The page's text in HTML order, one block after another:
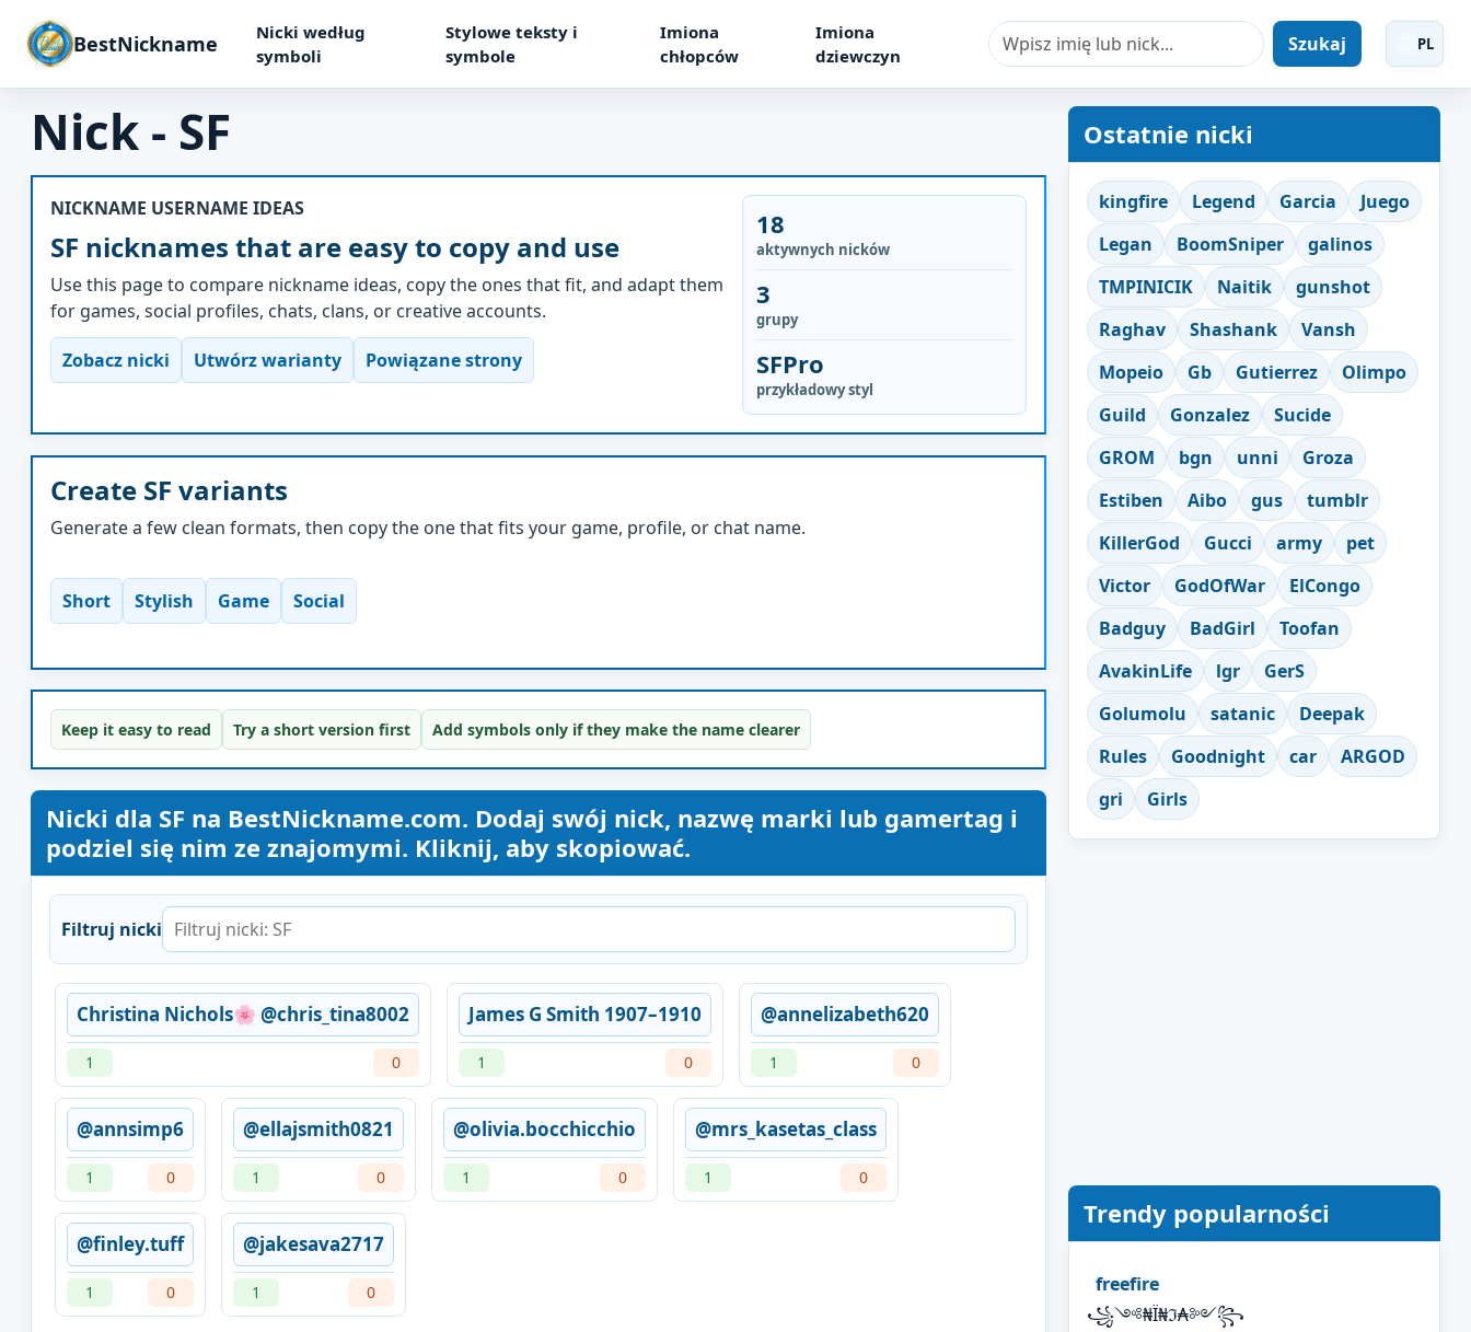
BestNickname
Nicki według
symboli
Stylowe teksty i
symbole
Imiona
chłopców
Imiona
dziewczyn
Szukaj PL
Nick - SF
NICKNAME USERNAME IDEAS
SF nicknames that are easy to copy and use
Use this page to compare nickname ideas, copy the ones that fit, and adapt them
for games, social profiles, chats, clans, or creative accounts.
Zobacz nicki Utwórz warianty Powiązane strony
18
aktywnych nicków
3
grupy
SFPro
przykładowy styl
Create SF variants
Generate a few clean formats, then copy the one that fits your game, profile, or chat name.
Short Stylish Game Social
Keep it easy to read Try a short version first Add symbols only if they make the name clearer
Nicki dla SF na BestNickname.com. Dodaj swój nick, nazwę marki lub gamertag i
podziel się nim ze znajomymi. Kliknij, aby skopiować.
Filtruj nicki
Christina Nichols🌸 @chris_tina8002
1 0
James G Smith 1907–1910
1 0
@annelizabeth620
1 0
@annsimp6
1 0
@ellajsmith0821
1 0
@olivia.bocchicchio
1 0
@mrs_kasetas_class
1 0
@finley.tuff
1 0
@jakesava2717
1 0
Ostatnie nicki
kingfire Legend Garcia
Juego
Legan
BoomSniper
galinos
TMPINICIK
Naitik
gunshot
Raghav
Shashank
Vansh
Mopeio
Gb Gutierrez
Olimpo
Guild
Gonzalez
Sucide
GROM
bgn unni
Groza
Estiben
Aibo gus
tumblr
KillerGod
Gucci army
pet
Victor
GodOfWar
ElCongo
Badguy
BadGirl
Toofan
AvakinLife
lgr
GerS
Golumolu
satanic
Deepak
Rules
Goodnight car
ARGOD
gri
Girls
Trendy popularności
freefire
꧁༺₦Ї₦ℑ₳༻꧂